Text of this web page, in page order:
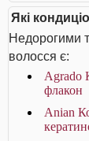
Які
Недорогими
волосся є:
Agrado
флакон
Anian